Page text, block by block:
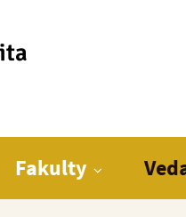
Fakulty